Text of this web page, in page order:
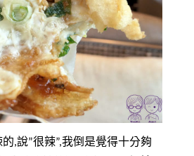
,說”很辣”,我倒是覺得十分夠